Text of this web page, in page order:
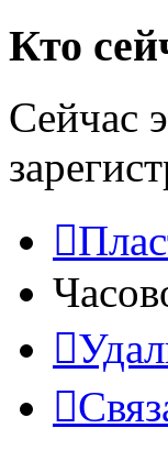
Кто
Сейчас